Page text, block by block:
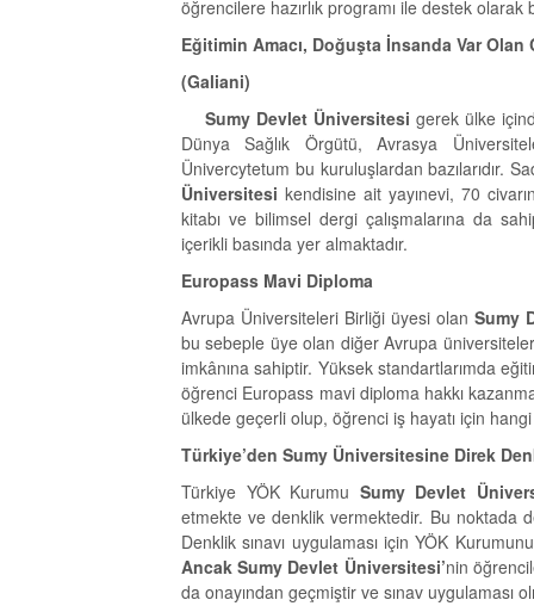
öğrencilere hazırlık programı ile destek
Eğitimin Amacı, Doğuşta İnsanda Var
(Galiani)
Sumy Devlet Üniversitesi gerek ülke
Dünya Sağlık Örgütü, Avrasya
Ünivercytetum bu kuruluşlardan bazılarıdır.
Üniversitesi kendisine ait yayınevi, 70
kitabı ve bilimsel dergi çalışmalarına da
içerikli basında yer almaktadır.
Europass Mavi Diploma
Avrupa Üniversiteleri Birliği üyesi olan Sumy
bu sebeple üye olan diğer Avrupa
imkânına sahiptir. Yüksek standartlarımda
öğrenci Europass mavi diploma hakkı
ülkede geçerli olup, öğrenci iş hayatı için
Türkiye’den Sumy Üniversitesine Direk
Türkiye YÖK Kurumu Sumy Devlet
etmekte ve denklik vermektedir. Bu noktada
Denklik sınavı uygulaması için YÖK
Ancak Sumy Devlet Üniversitesi’nin
da onayından geçmiştir ve sınav uygulaması